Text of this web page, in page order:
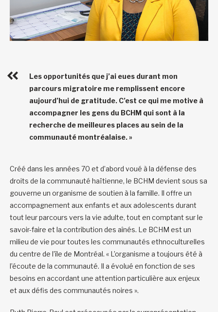
Les opportunités que j’ai eues durant mon
parcours migratoire me remplissent encore
aujourd’hui de gratitude. C’est ce qui me motive à
accompagner les gens du BCHM qui sont à la
recherche de meilleures places au sein de la
communauté montréalaise. »
Créé dans les années 70 et d’abord voué à la défense des
droits de la communauté haïtienne, le BCHM devient sous sa
gouverne un organisme de soutien à la famille. Il offre un
accompagnement aux enfants et aux adolescents durant
tout leur parcours vers la vie adulte, tout en comptant sur le
savoir-faire et la contribution des aînés. Le BCHM est un
milieu de vie pour toutes les communautés ethnoculturelles
du centre de l’île de Montréal. « L’organisme a toujours été à
l’écoute de la communauté. Il a évolué en fonction de ses
besoins en accordant une attention particulière aux enjeux
et aux défis des communautés noires ».